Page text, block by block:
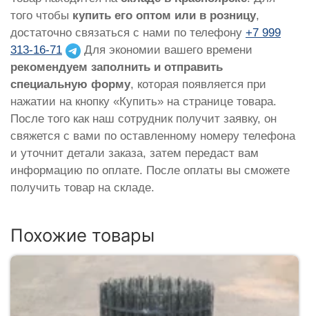
того чтобы купить его оптом или в розницу,
достаточно связаться с нами по телефону +7 999
313-16-71
Для экономии вашего времени
рекомендуем заполнить и отправить
специальную форму, которая появляется при
нажатии на кнопку «Купить» на странице товара.
После того как наш сотрудник получит заявку, он
свяжется с вами по оставленному номеру телефона
и уточнит детали заказа, затем передаст вам
информацию по оплате. После оплаты вы сможете
получить товар на складе.
Похожие товары